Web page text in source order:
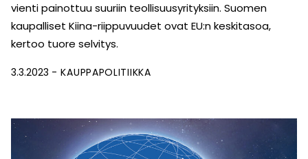
vienti painottuu suuriin teollisuusyrityksiin. Suomen
kaupalliset Kiina-riippuvuudet ovat EU:n keskitasoa,
kertoo tuore selvitys.
3.3.2023 KAUPPAPOLITIIKKA